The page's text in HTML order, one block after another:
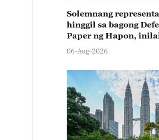
Solemnang
hinggil sa bagong
Paper ng Hapon,
Tsina
06-Aug-2026